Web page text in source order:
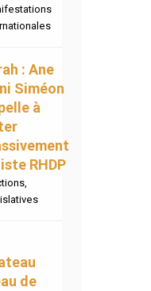
: Ane
Siméon
à
RHDP
,
de